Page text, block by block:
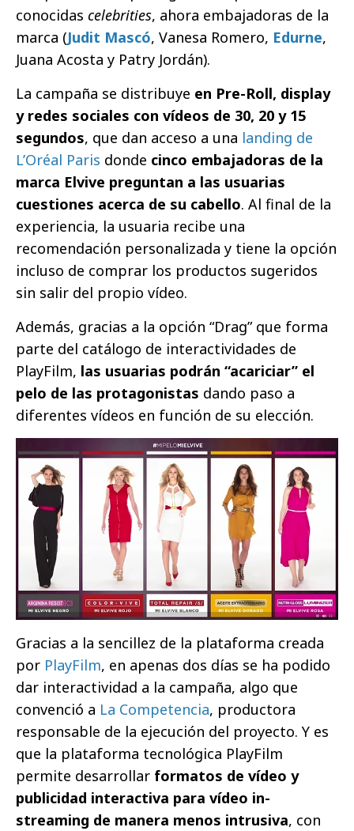
conocidas celebrities, ahora embajadoras de la
marca (Judit Mascó, Vanesa Romero, Edurne,
Juana Acosta y Patry Jordán).
La campaña se distribuye en Pre-Roll, display
y redes sociales con vídeos de 30, 20 y 15
segundos, que dan acceso a una landing de
L’Oréal Paris donde cinco embajadoras de la
marca Elvive preguntan a las usuarias
cuestiones acerca de su cabello. Al final de la
experiencia, la usuaria recibe una
recomendación personalizada y tiene la opción
incluso de comprar los productos sugeridos
sin salir del propio vídeo.
Además, gracias a la opción “Drag” que forma
parte del catálogo de interactividades de
PlayFilm, las usuarias podrán “acariciar” el
pelo de las protagonistas dando paso a
diferentes vídeos en función de su elección.
Gracias a la sencillez de la plataforma creada
por PlayFilm, en apenas dos días se ha podido
dar interactividad a la campaña, algo que
convenció a La Competencia, productora
responsable de la ejecución del proyecto. Y es
que la plataforma tecnológica PlayFilm
permite desarrollar formatos de vídeo y
publicidad interactiva para vídeo in-
streaming de manera menos intrusiva, con